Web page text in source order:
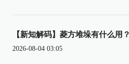
【新知解码】菱方堆垛有什么用？
2026-08-04 03:05